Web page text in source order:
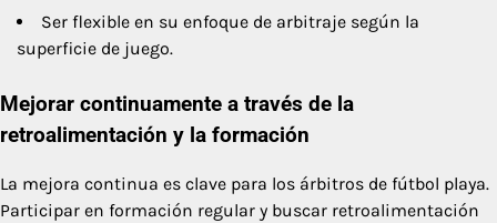
Ser flexible en su enfoque de arbitraje según la
superficie de juego.
Mejorar continuamente a través de la
retroalimentación y la formación
La mejora continua es clave para los árbitros de fútbol playa.
Participar en formación regular y buscar retroalimentación